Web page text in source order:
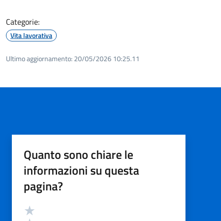
Categorie:
Vita lavorativa
Ultimo aggiornamento: 20/05/2026 10:25.11
Quanto sono chiare le
informazioni su questa
pagina?
Valutazione